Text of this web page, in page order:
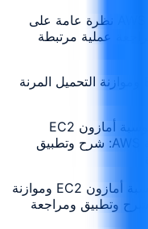
مراجعة حالة تطبيقية لـ مقدمة في بنية AWS نظرة عامة على
عملية مرتبطة
الوحدة 2: خدمات الحوسبة أمازون EC2 وموازنة التحميل المرنة
المدخلات والافتراضات وراء خدمات الحوسبة أمازون EC2
وموازنة التحميل المرنة خيارات الحوسبة AWS: شرح وتطبيق
الأدوات والنماذج الخاصة بـ خدمات الحوسبة أمازون EC2 وموازنة
التحميل المرنة خيارات الحوسبة AWS: شرح وتطبيق ومراجعة